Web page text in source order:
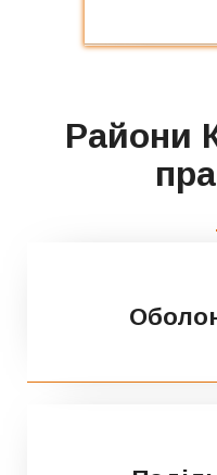
Райони